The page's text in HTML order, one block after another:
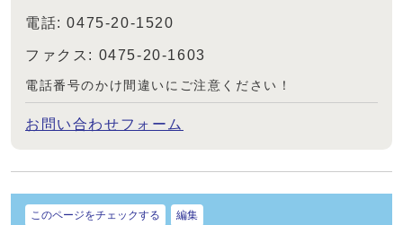
電話: 0475-20-1520
ファクス: 0475-20-1603
電話番号のかけ間違いにご注意ください！
お問い合わせフォーム
このページをチェックする 編集